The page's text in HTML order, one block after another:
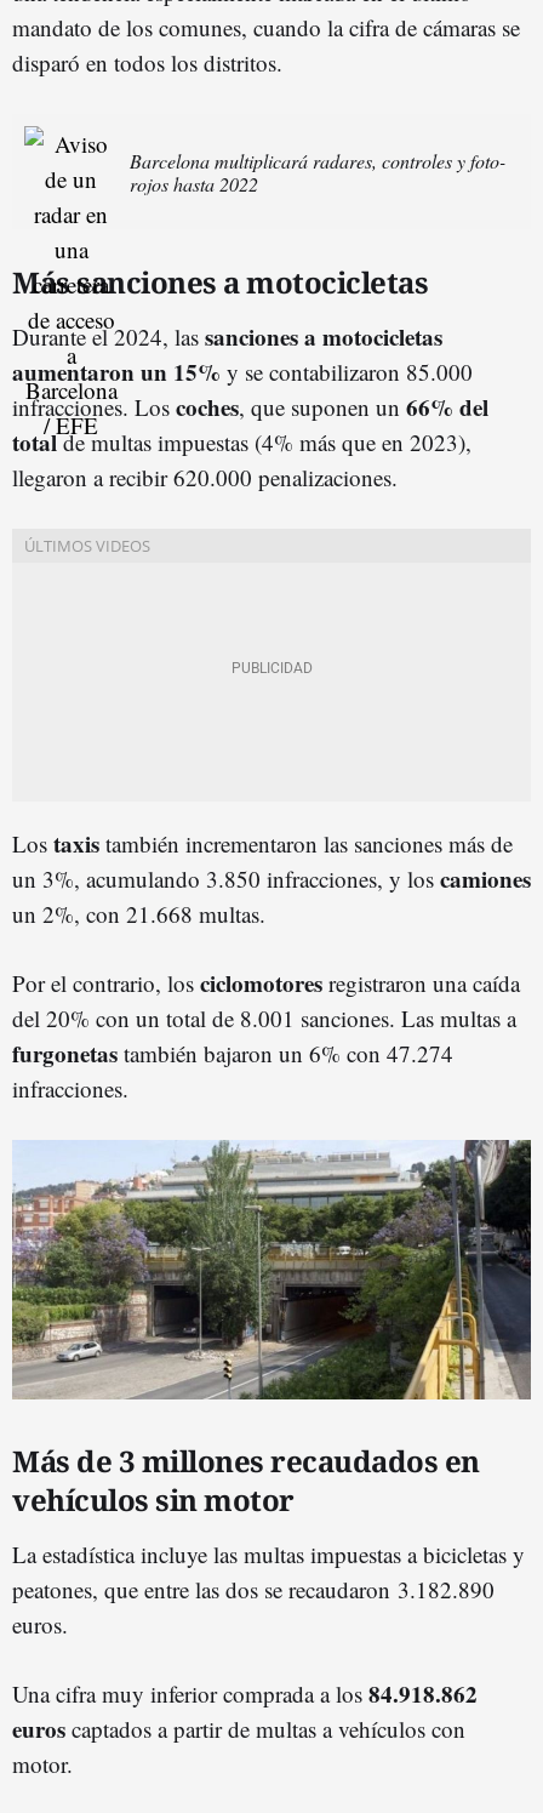
mandato de los comunes, cuando la cifra de cámaras se
disparó en todos los distritos.
Barcelona multiplicará radares, controles y foto-
rojos hasta 2022
Más sanciones a motocicletas
Durante el 2024, las sanciones a motocicletas
aumentaron un 15% y se contabilizaron 85.000
infracciones. Los coches, que suponen un 66% del
totalde multas impuestas (4% más que en 2023),
llegaron a recibir 620.000 penalizaciones.
Los taxis también incrementaron las sanciones más de
un 3%, acumulando 3.850 infracciones, y los camiones
un 2%, con 21.668 multas.
Por el contrario, los ciclomotores registraron una caída
del 20% con un total de 8.001 sanciones. Las multas a
furgonetas también bajaron un 6% con 47.274
infracciones.
Más de 3 millones recaudados en
vehículos sin motor
La estadística incluye las multas impuestas a bicicletas y
peatones, que entre las dos se recaudaron 3.182.890
euros.
Una cifra muy inferior comprada a los 84.918.862
euros captados a partir de multas a vehículos con
motor.